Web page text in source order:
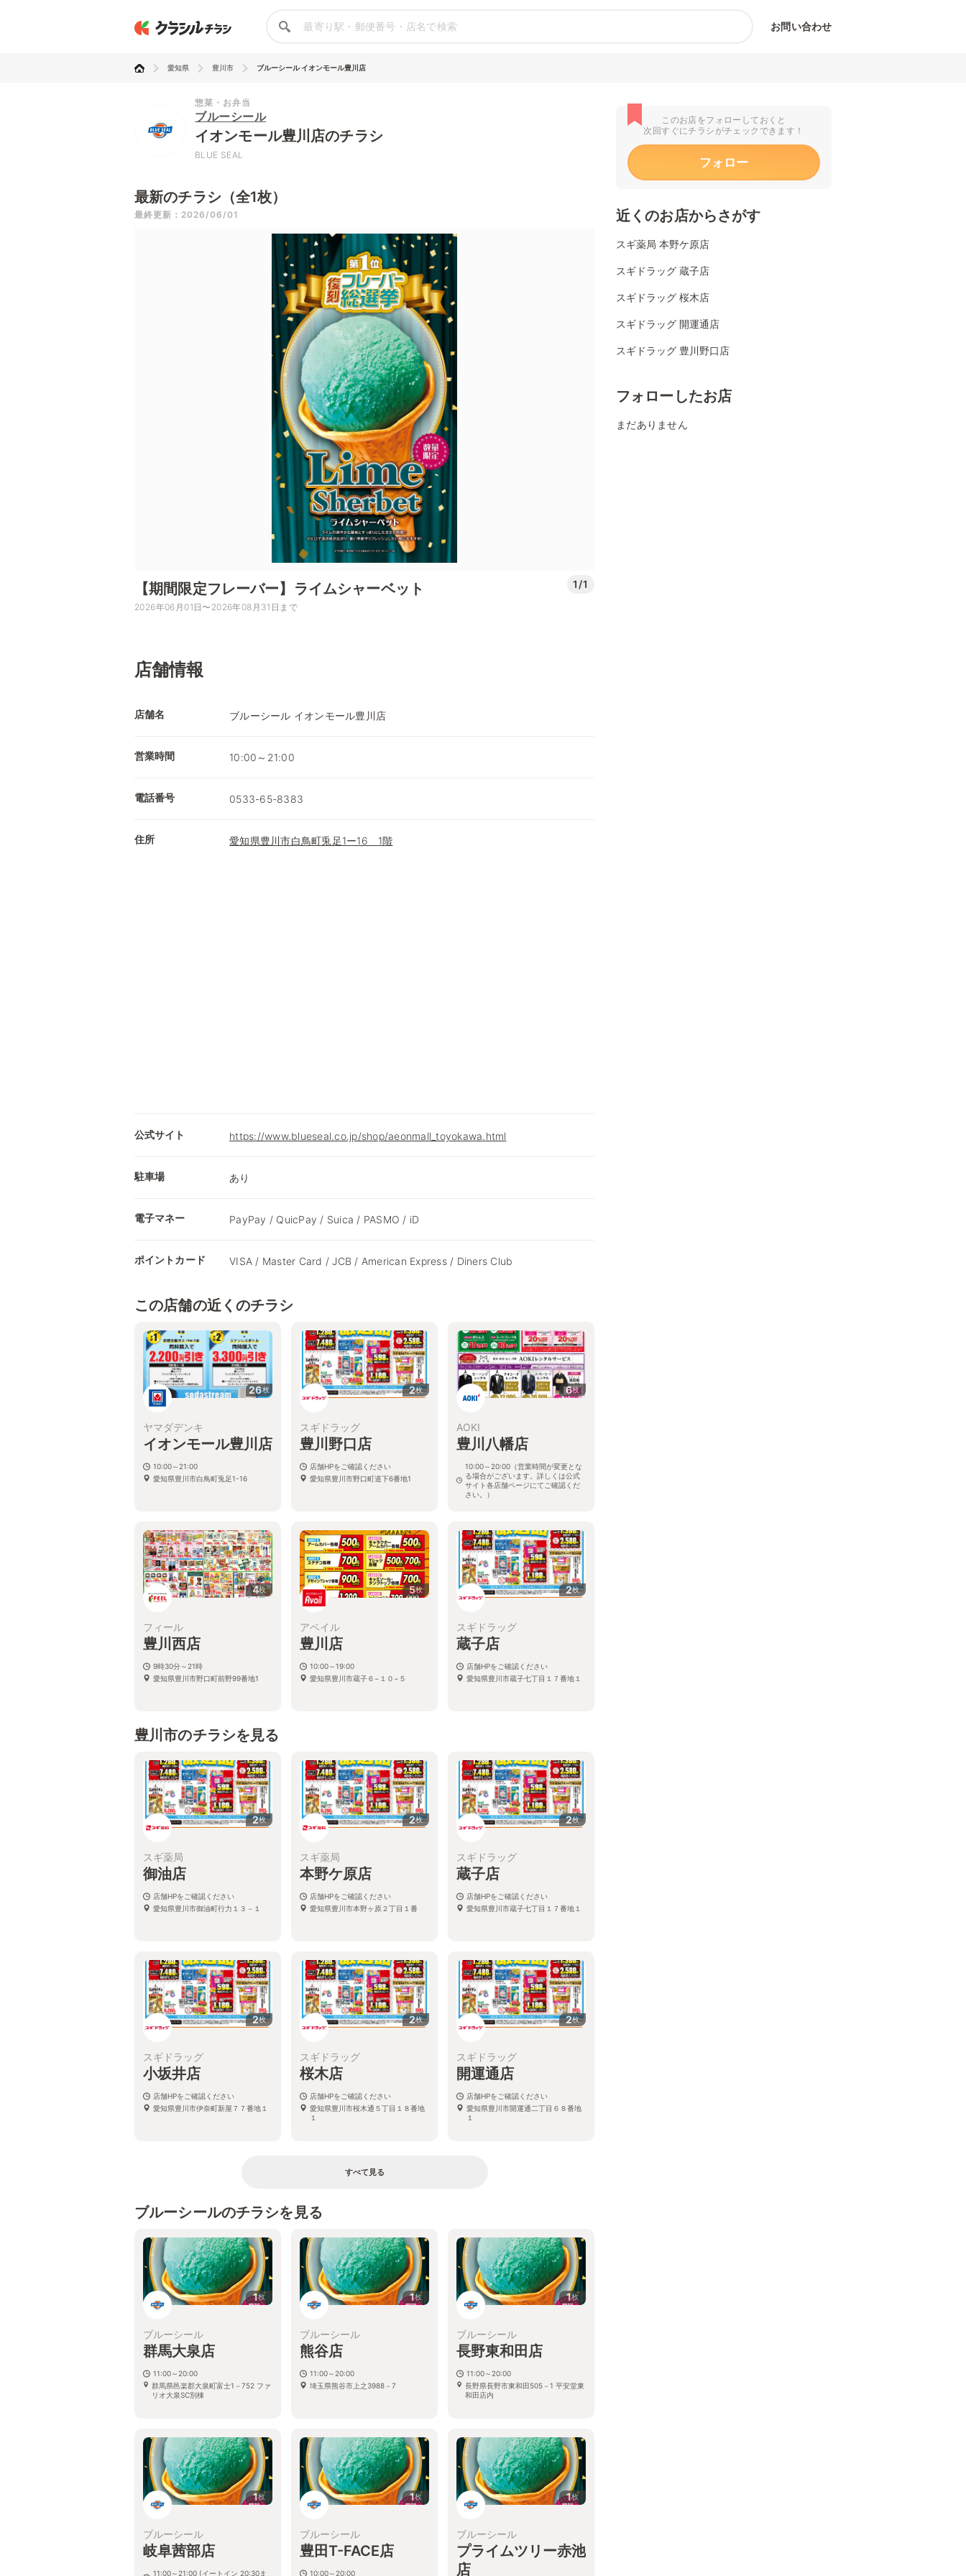
お問い合わせ
愛知県 豊川市 ブルーシール イオンモール豊川店
惣菜・お弁当
ブルーシール
イオンモール豊川店のチラシ
BLUE SEAL
最新のチラシ（全1枚）
最終更新：2026/06/01
【期間限定フレーバー】ライムシャーベット 1/1
2026年06月01日〜2026年08月31日まで
店舗情報
店舗名 ブルーシール イオンモール豊川店
営業時間 10:00～21:00
電話番号 0533-65-8383
住所 愛知県豊川市白鳥町兎足1ー16 1階
公式サイト https://www.blueseal.co.jp/shop/aeonmall_toyokawa.html
駐車場 あり
電子マネー PayPay / QuicPay / Suica / PASMO / iD
ポイントカード VISA / Master Card / JCB / American Express / Diners Club
この店舗の近くのチラシ
26枚
ヤマダデンキ
イオンモール豊川店
10:00～21:00
愛知県豊川市白鳥町兎足1-16
2枚
スギドラッグ
豊川野口店
店舗HPをご確認ください
愛知県豊川市野口町道下6番地1
6枚
AOKI
豊川八幡店
10:00～20:00（営業時間が変更とな
る場合がございます。詳しくは公式
サイト各店舗ページにてご確認くだ
さい。）
4枚
フィール
豊川西店
9時30分～21時
愛知県豊川市野口町前野99番地1
5枚
アベイル
豊川店
10:00～19:00
愛知県豊川市蔵子６−１０−５
2枚
スギドラッグ
蔵子店
店舗HPをご確認ください
愛知県豊川市蔵子七丁目１７番地１
豊川市のチラシを見る
2枚
スギ薬局
御油店
店舗HPをご確認ください
愛知県豊川市御油町行力１３－１
2枚
スギ薬局
本野ケ原店
店舗HPをご確認ください
愛知県豊川市本野ヶ原２丁目１番
2枚
スギドラッグ
蔵子店
店舗HPをご確認ください
愛知県豊川市蔵子七丁目１７番地１
2枚
スギドラッグ
小坂井店
店舗HPをご確認ください
愛知県豊川市伊奈町新屋７７番地１
2枚
スギドラッグ
桜木店
店舗HPをご確認ください
愛知県豊川市桜木通５丁目１８番地
１
2枚
スギドラッグ
開運通店
店舗HPをご確認ください
愛知県豊川市開運通二丁目６８番地
１
すべて見る
ブルーシールのチラシを見る
1枚
ブルーシール
群馬大泉店
11:00～20:00
群馬県邑楽郡大泉町富士1－752 ファ
リオ大泉SC別棟
1枚
ブルーシール
熊谷店
11:00～20:00
埼玉県熊谷市上之3988－7
1枚
ブルーシール
長野東和田店
11:00～20:00
長野県長野市東和田505－1 平安堂東
和田店内
1枚
ブルーシール
岐阜茜部店
11:00～21:00 (イートイン 20:30ま
1枚
ブルーシール
豊田T-FACE店
10:00～20:00
1枚
ブルーシール
プライムツリー赤池
店
このお店をフォローしておくと
次回すぐにチラシがチェックできます！
フォロー
近くのお店からさがす
スギ薬局 本野ケ原店
スギドラッグ 蔵子店
スギドラッグ 桜木店
スギドラッグ 開運通店
スギドラッグ 豊川野口店
フォローしたお店
まだありません